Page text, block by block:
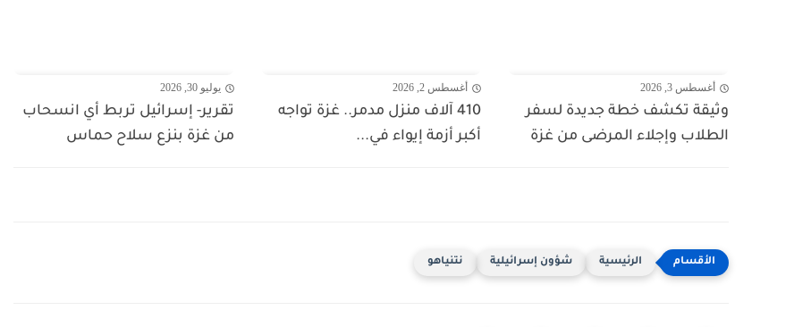
أغسطس 3, 2026
وثيقة تكشف خطة جديدة لسفر
الطلاب وإجلاء المرضى من غزة
أغسطس 2, 2026
410 آلاف منزل مدمر.. غزة تواجه
أكبر أزمة إيواء في...
يوليو 30, 2026
تقرير- إسرائيل تربط أي انسحاب
من غزة بنزع سلاح حماس
الرئيسية شؤون إسرائيلية نتنياهو